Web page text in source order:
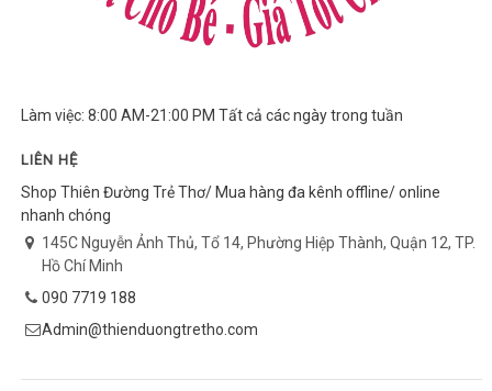
Làm việc: 8:00 AM-21:00 PM Tất cả các ngày trong tuần
LIÊN HỆ
Shop Thiên Đường Trẻ Thơ/ Mua hàng đa kênh offline/ online
nhanh chóng
145C Nguyễn Ảnh Thủ, Tổ 14, Phường Hiệp Thành, Quận 12, TP.
Hồ Chí Minh
090 7719 188
Admin@thienduongtretho.com